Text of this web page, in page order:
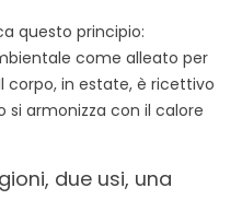
questo principio:
come alleato per
corpo, in estate, è ricettivo
armonizza con il calore
due usi, una